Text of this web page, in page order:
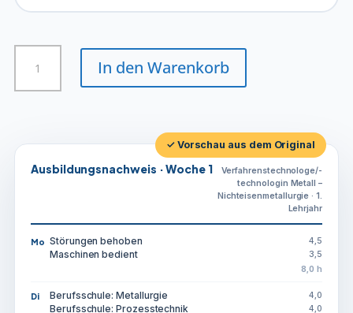
Verfahrenstechnologe/-
technologin
Metall
Menge
In den Warenkorb
✓ Vorschau aus dem Original
Ausbildungsnachweis · Woche 1
Verfahrenstechnologe/-
technologin Metall –
Nichteisenmetallurgie · 1.
Lehrjahr
Mo Störungen behoben 4,5
Maschinen bedient 3,5
8,0 h
Di Berufsschule: Metallurgie 4,0
Berufsschule: Prozesstechnik 4,0